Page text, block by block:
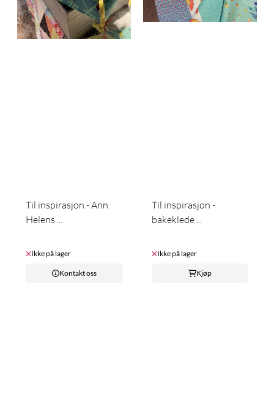
Til inspirasjon - Ann
Helens ...
Ikke på lager
Kontakt oss
Til inspirasjon -
bakeklede ...
Ikke på lager
Kjøp